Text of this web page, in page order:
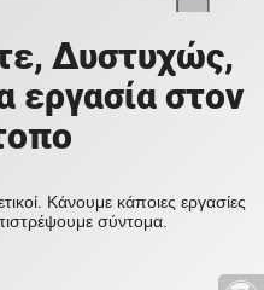
Δυστυχώς,
εργασία στον
Κάνουμε κάποιες εργασίες
σύντομα.